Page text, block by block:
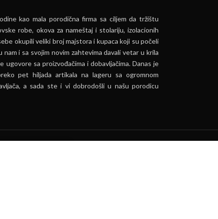
kao mala porodična firma sa ciljem da tržištu
robe, okova za nameštaj i stolariju, izolacionih
okupili veliki broj majstora i kupaca koji su počeli
i sa svojim novim zahtevima davali vetar u krila
sa proizvođačima i dobavljačima. Danas je
pet hiljada artikala na lageru sa ogromnom
a sada ste i vi dobrodošli u našu porodicu